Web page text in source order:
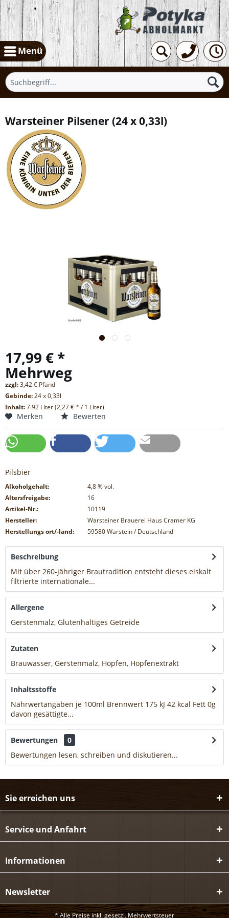
Menü
Warsteiner Pilsener (24 x 0,33l)
17,99 € *
Mehrweg
zzgl:3,42 € Pfand
Gebinde:24 x 0,33l
Inhalt:7.92 Liter (2,27 € * / 1 Liter)
Merken Bewerten
Pilsbier
Alkoholgehalt: 4,8% vol.
Altersfreigabe:
16
Artikel-Nr.:
10119
Hersteller:
Warsteiner Brauerei Haus Cramer KG
Herstellungs ort/-land:
59580 Warstein / Deutschland
Beschreibung
Mit über 260-jähriger Brautradition entsteht dieses eiskalt
filtrierte internationale...
Allergene
Gerstenmalz, Glutenhaltiges Getreide
Zutaten
Brauwasser, Gerstenmalz, Hopfen, Hopfenextrakt
Inhaltsstoffe
Nährwertangaben je 100ml Brennwert 175 kJ 42 kcal Fett 0g
davon gesättigte...
Bewertungen
0
Bewertungen lesen, schreiben und diskutieren...
Sie erreichen uns
Service und Anfahrt
Informationen
Newsletter
* Alle Preise inkl. gesetzl. Mehrwertsteuer